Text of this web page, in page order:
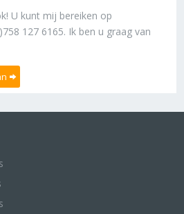
U kunt mij bereiken op
127 6165. Ik ben u graag van